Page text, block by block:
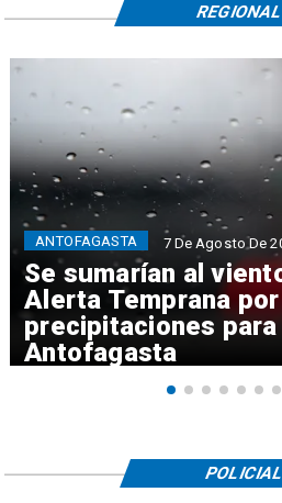
Se sumarían al
Alerta Temprana por
precipitaciones para
Antofagasta
ANTOFAGASTA 7 De Agosto De
REGIONAL
POLICIAL